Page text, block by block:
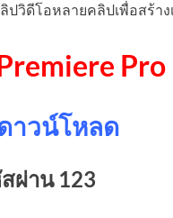
วิดีโอหลายคลิปเพื่อสร้า
Pro
าวน์โหลด
ผ่าน 123